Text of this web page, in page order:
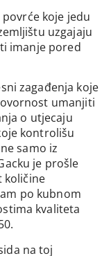
koje jedu
uzgajaju
imanje pored
zagađenja koje
umanjiti
o utjecaju
kontrolišu
samo iz
je prošle
količine
po kubnom
kvaliteta
na toj